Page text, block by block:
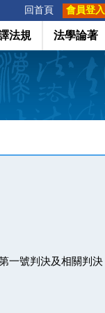
回首頁 會員登入
法規 法學論著
一號判決及相關判決